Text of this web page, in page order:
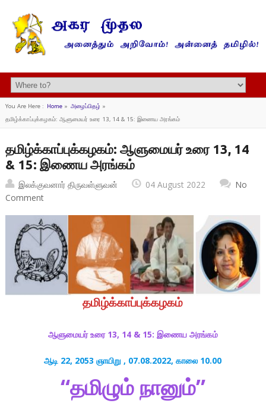
You Are Here : Home» அழைப்பிதழ் »
தமிழ்க்காப்புக்கழகம்: ஆளுமையர் உரை 13, 14 & 15: இணைய அரங்கம்
தமிழ்க்காப்புக்கழகம்: ஆளுமையர் உரை 13, 14
& 15: இணைய அரங்கம்
இலக்குவனார் திருவள்ளுவன் 04 August 2022
No
Comment
தமிழ்க்காப்புக்கழகம்
ஆளுமையர் உரை 13, 14 & 15: இணைய அரங்கம்
ஆடி 22, 2053 ஞாயிறு , 07.08.2022, காலை 10.00
“தமிழும் நானும்”